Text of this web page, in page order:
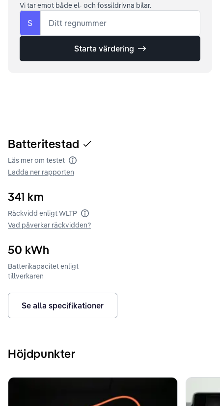
Vi tar emot både el- och fossildrivna bilar.
S Ditt regnummer
Starta värdering
Batteritestad
Läs mer om testet Batteritest
Ladda ner rapporten
341 km
Räckvidd enligt WLTP Räckvidd enligt WLTP
Vad påverkar räckvidden?
50 kWh
Batterikapacitet enligt
tillverkaren
Se alla specifikationer
Höjdpunkter